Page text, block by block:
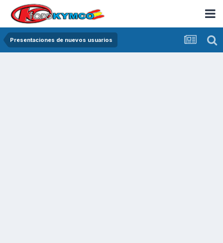
Presentaciones de nuevos usuarios